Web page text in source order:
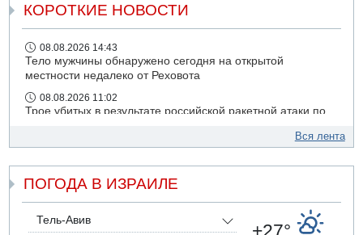
КОРОТКИЕ НОВОСТИ
08.08.2026 14:43
Тело мужчины обнаружено сегодня на открытой
местности недалеко от Реховота
08.08.2026 11:02
Трое убитых в результате российской ракетной атаки по
07.08.2026 20:43
07.08.2026 20:41
Вся лента
ПОГОДА В ИЗРАИЛЕ
Тель-Авив